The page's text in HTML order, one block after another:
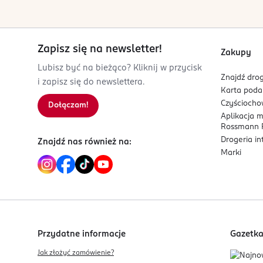
Kod EAN
Zapisz się na newsletter!
Lubisz być na bieżąco? Kliknij w przycisk
i zapisz się do newslettera.
Dołączam!
Znajdź nas również na:
Zakupy
Znajdź
Karta
Aplikacja
Rossmann
Drogeria
Marki
Przydatne informacje
Jak złożyć zamówienie?
Gazetka